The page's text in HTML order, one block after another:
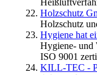
Holzschutz
Holzschutz
Hygiene hat
Hygiene- und
ISO 9001
KILL-TEC -